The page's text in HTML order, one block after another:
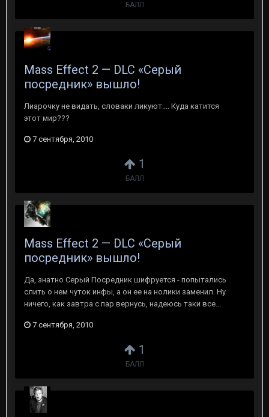
БАЛЛ
1
БАЛЛ
Mass Effect 2 — DLC «Серый
посредник» вышло!
Лиарочку не видать, словаки ликуют.... Куда катится
этот мир???
7 сентября, 2010
1
БАЛЛ
Mass Effect 2 — DLC «Серый
посредник» вышло!
Да, знатно Серый Посредник шифруется - попытались
слить о нем чуток инфы, а он ее на нолики заменил. Ну
ничего, как завтра с пар вернусь, надеюсь таки все...
7 сентября, 2010